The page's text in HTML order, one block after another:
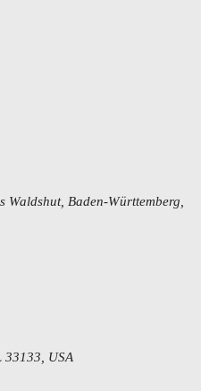
Waldshut, Baden-Württemberg,
33133, USA